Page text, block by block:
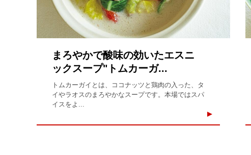
まろやかで酸味の効いたエスニ
ックスープ"トムカーガ...
トムカーガイとは、ココナッツと鶏肉の入った、タ
イやラオスのまろやかなスープです。本場ではスパ
イスをよ...